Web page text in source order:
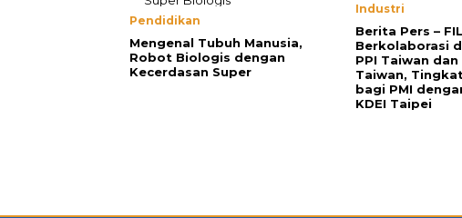
Pendidikan
Mengenal Tubuh Manusia,
Robot Biologis dengan
Kecerdasan Super
Industri
Berita Pers –
Berkolaborasi
PPI Taiwan dan
Taiwan,
bagi PMI
KDEI Taipei